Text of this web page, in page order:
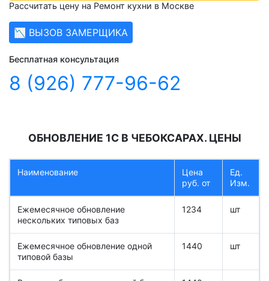
Рассчитать цену на Ремонт кухни в Москве
📉 ВЫЗОВ ЗАМЕРЩИКА
Бесплатная консультация
8 (926) 777-96-62
ОБНОВЛЕНИЕ 1С В ЧЕБОКСАРАХ. ЦЕНЫ
Наименование
Цена
руб. от
Ед.
Изм.
Ежемесячное обновление
нескольких типовых баз
1234 шт
Ежемесячное обновление одной
типовой базы
1440 шт